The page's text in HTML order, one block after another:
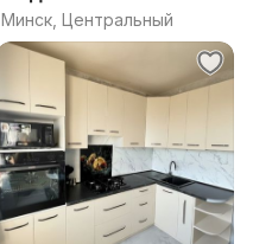
РАССРОЧКА, ДОСТАВКА,
ПРОЕКТ В ПОДАРОК
Минск, Центральный